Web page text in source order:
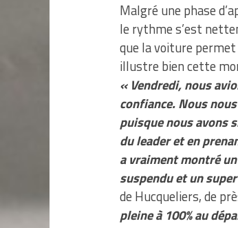
Malgré une phase
le rythme s’est
que la voiture
illustre bien cette
« Vendredi, nous
confiance. Nous
puisque nous avons
du leader et en
a vraiment montré
suspendu et un
de Hucqueliers, de
pleine à 100% au